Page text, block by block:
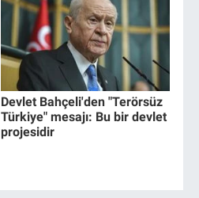
Devlet Bahçeli'den "Terörsüz
Türkiye" mesajı: Bu bir devlet
projesidir